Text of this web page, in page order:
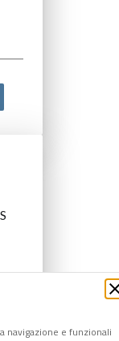
navigazione e funzionali